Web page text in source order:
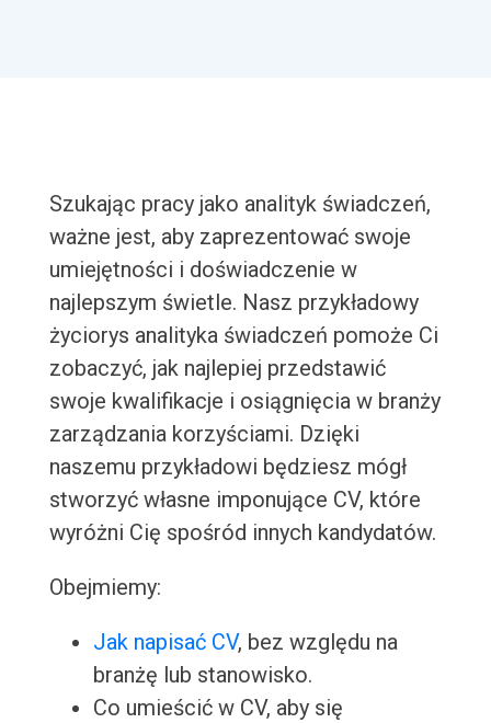
Szukając pracy jako analityk świadczeń,
ważne jest, aby zaprezentować swoje
umiejętności i doświadczenie w
najlepszym świetle. Nasz przykładowy
życiorys analityka świadczeń pomoże Ci
zobaczyć, jak najlepiej przedstawić
swoje kwalifikacje i osiągnięcia w branży
zarządzania korzyściami. Dzięki
naszemu przykładowi będziesz mógł
stworzyć własne imponujące CV, które
wyróżni Cię spośród innych kandydatów.
Obejmiemy:
Jak napisać CV, bez względu na
branżę lub stanowisko.
Co umieścić w CV, aby się